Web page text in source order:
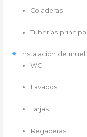
Coladeras
Tuberías
Instalación de
WC
Lavabos
Tarjas
Regaderas